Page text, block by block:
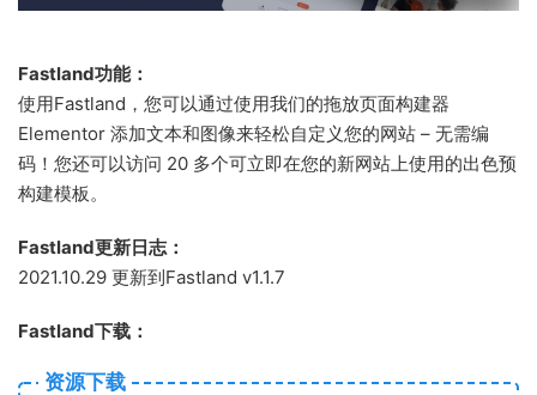
Fastland功能：
使用Fastland，您可以通过使用我们的拖放页面构建器
Elementor 添加文本和图像来轻松自定义您的网站 – 无需编
码！您还可以访问 20 多个可立即在您的新网站上使用的出色预
构建模板。
Fastland更新日志：
2021.10.29 更新到Fastland v1.1.7
Fastland下载：
资源下载